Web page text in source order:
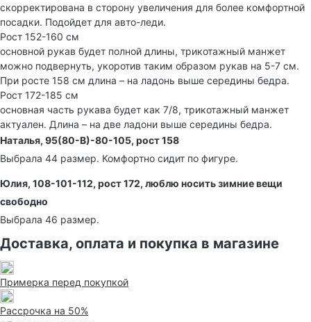
скорректирована в сторону увеличения для более комфортной
посадки. Подойдет для авто-леди.
Рост 152-160 см
основной рукав будет полной длины, трикотажный манжет
можно подвернуть, укоротив таким образом рукав на 5-7 см.
При росте 158 см длина – на ладонь выше середины бедра.
Рост 172-185 см
основная часть рукава будет как 7/8, трикотажный манжет
актуален. Длина – на две ладони выше середины бедра.
Наталья, 95(80-В)-80-105, рост 158
Выбрала 44 размер. Комфортно сидит по фигуре.
Юлия, 108-101-112, рост 172, люблю носить зимние вещи
свободно
Выбрала 46 размер.
Доставка, оплата и покупка в магазине
Примерка перед покупкой
Рассрочка на 50%